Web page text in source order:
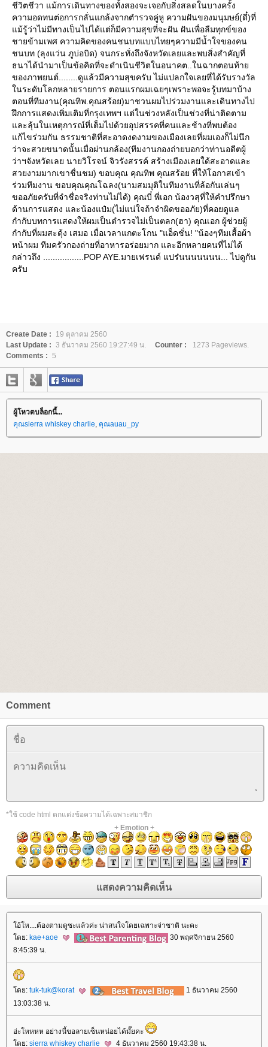
ชีวิตชีวา แม้การเดินทางของทั้งสองจะเจอกับสิ่งสลดในบางครั้ง
ความอดทนต่อการกลั่นแกล้งจากตำรวจคู่หู ความฝันของมนุมษย์(ดี๋)ที่
ม้รู้ว่าไม่มีทางเป็นไปได้แต่ก็มีความสุขที่จะฝัน ฝันเพื่อลืมทุกข์ของ
ชายข้ามเพศ ความคิดของคนชนบทแบบไทยๆความมีน้ำใจของคน
ชนบท (ลุงแว่น ภูบ่อบิด) จนกระทั่งถึงจังหวัดเลยและพบสิ่งสำคัญที่
ธนาได้นำมาเป็นข้อคิดที่จะดำเนินชีวิตในอนาคต..ในฉากตอนท้า
ของภาพยนต์........ดูแล้วมีความสุขครับ ไม่แปลกใจเลยที่ได้รับรางวัล
นระดับโลกหลายรายการ ตอนแรกผมเฉยๆเพราะพอจะรู้บทมาบ้าง
ตอนที่ทีมงาน(คุณทิพ.คุณสร้อย)มาชวนผมไปร่วมงานและเดินทางไป
ฝึกการแสดงเพิ่มเติมที่กรุงเทพฯ แต่ในช่วงหลังเป็นช่วงที่น่าติดตาม
ละลุ้นในเหตุการณ์ที่เต็มไปด้วยอุปสรรคที่คนและช้างที่พบต้อง
ก้ไขร่วมกัน ธรรมชาติที่สะอาดงดงามของเมืองเลยที่ผมเองก็ไม่นึก
ว่าจะสวยขนาดนั้นเมื่อผ่านกล้อง(ทีมงานกองถ่ายบอกว่าท่านอดีตผู้
ว่าฯจังหวัดเลย นายวิโรจน์ จิวรังสรรค์ สร้างเมืองเลยใด้สะอาดและ
สวยงามมากเขาชื่นชม) ขอบคุณ คุณทิพ คุณสร้อย ที่ให้โอกาสเข้า
ร่วมทีมงาน ขอบคุณคุณโฉลง(นามสมมุติในทีมงานที่ล้อกันเล่นๆ
ขออภัยครับที่จำชื่อจริงท่านไม่ได้) คุณบี๋ พี่เอก น้องวสุที่ให้คำปรึกษา
ด้านการแสดง และน้องแป๋ม(ไม่แน่ใจถ้าจำผิดขออภัย)ที่คอยดูแล
กำกับบทการแสดงให้ผมเป็นตำรวจไม่เป็นตลก(ฮา) คุณเอก ผู้ช่วยผู้
กำกับที่ผมสะดุ้ง เสมอ เมื่อเวลาแกตะโกน "แอ็ดชั่น! "น้องๆทีมเสื้อผ้า
หน้าผม ทีมครัวกองถ่ายที่อาหารอร่อยมาก และอีกหลายคนที่ไม่ได้
กล่าวถึง .................POP AYE.มายเฟรนด์ แปร๋นนนนนนน... ไปดูกัน
ครับ
Create Date :
19 ตุลาคม 2560
Last Update : 3 ธันวาคม 2560 19:27:49 น. Counter :
1273 Pageviews.
Comments : 5
ผู้โหวตบล็อกนี้...
คุณsierra whiskey charlie, คุณauau_py
Comment
*ใช้ code html ตกแต่งข้อความได้เฉพาะสมาชิก
+ Emotion+
อ้โห....ต้องตามดูซะแล้วค่ะ น่าสนใจโดยเฉพาะจ่าชาติ นะคะ
ดย: kae+aoe
30 พฤศจิกายน 2560
8:45:39 น.
ดย: tuk-tuk@korat
1 ธันวาคม 2560
13:03:38 น.
อ่ะโหหหห อย่างนี้ขอลายเซ็นหน่อยได้มั๊ยคะ
ดย: sierra whiskey charlie 4 ธันวาคม 2560 19:43:38 น.